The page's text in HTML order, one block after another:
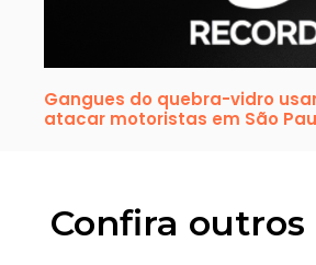
Gangues do quebra-vidro
atacar motoristas em São
Confira